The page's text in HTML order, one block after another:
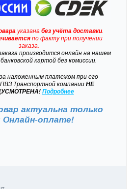
указана без учёта доставки.
по факту при получении
заказа.
производится онлайн на нашем
картой без комиссии.
наложенным платежом при его
ПВЗ Транспортной компанииНЕ
Подробнее
актуальна только
Онлайн-оплате!